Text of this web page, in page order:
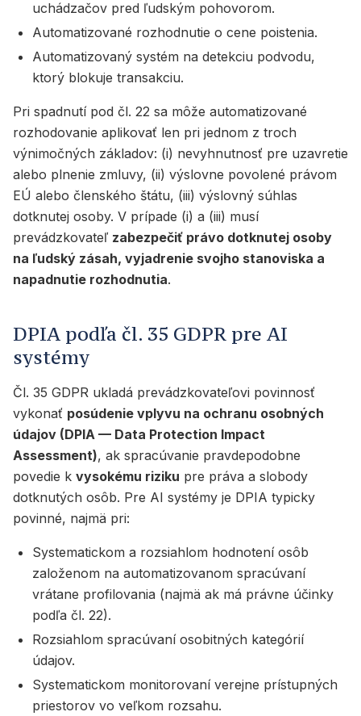
uchádzačov pred ľudským pohovorom.
Automatizované rozhodnutie o cene poistenia.
Automatizovaný systém na detekciu podvodu,
ktorý blokuje transakciu.
Pri spadnutí pod čl. 22 sa môže automatizované
rozhodovanie aplikovať len pri jednom z troch
výnimočných základov: (i) nevyhnutnosť pre uzavretie
alebo plnenie zmluvy, (ii) výslovne povolené právom
EÚ alebo členského štátu, (iii) výslovný súhlas
dotknutej osoby. V prípade (i) a (iii) musí
prevádzkovateľ zabezpečiť právo dotknutej osoby
na ľudský zásah, vyjadrenie svojho stanoviska a
napadnutie rozhodnutia.
DPIA podľa čl. 35 GDPR pre AI
systémy
Čl. 35 GDPR ukladá prevádzkovateľovi povinnosť
vykonať posúdenie vplyvu na ochranu osobných
údajov (DPIA — Data Protection Impact
Assessment), ak spracúvanie pravdepodobne
povedie k vysokému riziku pre práva a slobody
dotknutých osôb. Pre AI systémy je DPIA typicky
povinné, najmä pri:
Systematickom a rozsiahlom hodnotení osôb
založenom na automatizovanom spracúvaní
vrátane profilovania (najmä ak má právne účinky
podľa čl. 22).
Rozsiahlom spracúvaní osobitných kategórií
údajov.
Systematickom monitorovaní verejne prístupných
priestorov vo veľkom rozsahu.